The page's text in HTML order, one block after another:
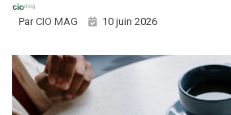
ParCIO MAG 10 juin 2026